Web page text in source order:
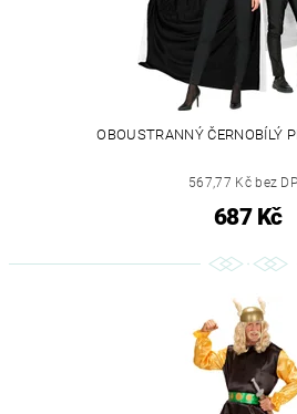
OBOUSTRANNÝ ČERNOBÍLÝ
567,77 Kč bez
687 Kč